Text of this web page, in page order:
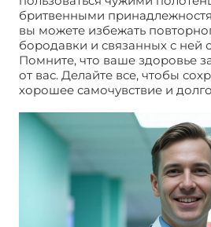
бритвенными
вы можете избежать
бородавки и связанных с ней
Помните, что ваше здоровье
от вас. Делайте все, чтобы
хорошее самочувствие и